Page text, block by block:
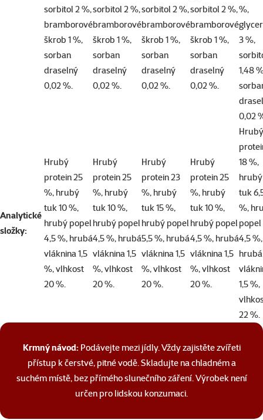
sorbitol 2 %,
bramborové
škrob 1 %,
sorban
draselný
0,02 %.
sorbitol 2 %,
bramborové
škrob 1 %,
sorban
draselný
0,02 %.
sorbitol 2 %,
bramborové
škrob 1 %,
sorban
draselný
0,02 %.
sorbitol 2 %,
bramborové
škrob 1 %,
sorban
draselný
0,02 %.
%,
3 %,
1,48
0,02
Analytické
složky:
Hrubý
protein 25
%, hrubý
tuk 10 %,
hrubý popel
4,5 %, hrubá
vláknina 1,5
%, vlhkost
20 %.
Hrubý
protein 25
%, hrubý
tuk 10 %,
hrubý popel
4,5 %, hrubá
vláknina 1,5
%, vlhkost
20 %.
Hrubý
protein 23
%, hrubý
tuk 15 %,
hrubý popel
5,5 %, hrubá
vláknina 1,5
%, vlhkost
20 %.
Hrubý
protein 25
%, hrubý
tuk 10 %,
hrubý popel
4,5 %, hrubá
vláknina 1,5
%, vlhkost
20 %.
Hrubý
18 %,
hrubý
tuk
%,
popel
4,5 %,
hrubá
1,5 %,
22 %.
Krmný návod: Podávejte mezi jídly. Vždy zajistěte zvířeti
přístup k čerstvé, pitné vodě. Skladujte na chladném a
suchém místě, bez přímého slunečního záření. Výrobek není
určen pro lidskou konzumaci.